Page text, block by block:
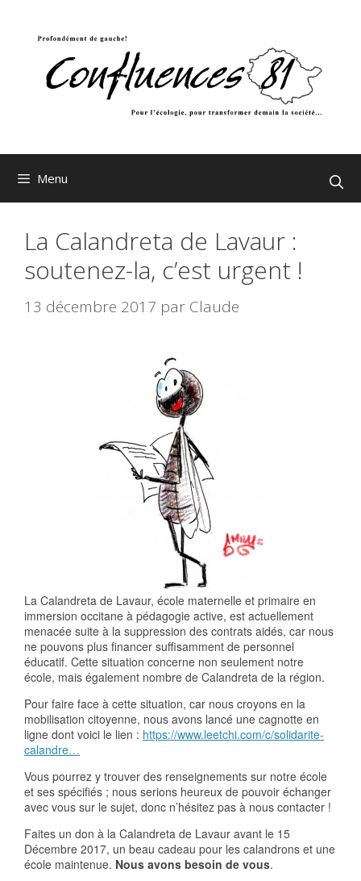
Menu
La Calandreta de Lavaur :
soutenez-la, c’est urgent !
13 décembre 2017 par Claude
La Calandreta de Lavaur, école maternelle et primaire en
immersion occitane à pédagogie active, est actuellement
menacée suite à la suppression des contrats aidés, car nous
ne pouvons plus financer suffisamment de personnel
éducatif. Cette situation concerne non seulement notre
école, mais également nombre de Calandreta de la région.
Pour faire face à cette situation, car nous croyons en la
mobilisation citoyenne, nous avons lancé une cagnotte en
ligne dont voici le lien : https://www.leetchi.com/c/solidarite-
calandre…
Vous pourrez y trouver des renseignements sur notre école
et ses spécifiés ; nous serions heureux de pouvoir échanger
avec vous sur le sujet, donc n’hésitez pas à nous contacter !
Faites un don à la Calandreta de Lavaur avant le 15
Décembre 2017, un beau cadeau pour les calandrons et une
école maintenue. Nous avons besoin de vous.